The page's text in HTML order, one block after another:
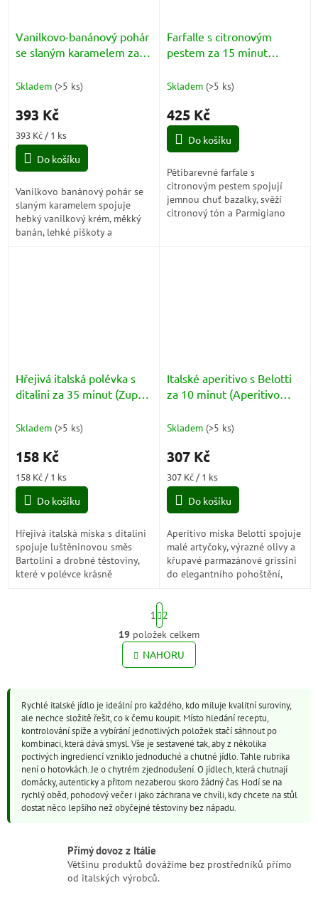
Vanilkovo-banánový pohár
se slaným karamelem za
Vaniglia, Banana e
Skladem (>5 ks)
393 Kč
Měrná
cena:
393 Kč / 1 ks
Do košíku
Vanilkovo banánový pohár se
slaným karamelem spojuje
hebký vanilkový krém, měkký
banán, lehké piškoty a
Farfalle s citronovým
pestem za 15 minut
Skladem (>5 ks)
425 Kč
Do košíku
Pětibarevné farfale s
citronovým pestem spojují
jemnou chuť bazalky, svěží
citronový tón a Parmigiano
Hřejivá italská polévka s
ditalini za 35 minut (Zuppa
Skladem (>5 ks)
158 Kč
Měrná
cena:
158 Kč / 1 ks
Do košíku
Hřejivá italská miska s ditalini
spojuje luštěninovou směs
Bartolini a drobné těstoviny,
které v polévce krásně
Italské aperitivo s Belotti
za 10 minut (Aperitivo
Skladem (>5 ks)
307 Kč
Měrná
cena:
307 Kč / 1 ks
Do košíku
Aperitivo miska Belotti spojuje
malé artyčoky, výrazné olivy a
křupavé parmazánové grissini
do elegantního pohoštění,
O
v
l
a
c
í
p
r
v
k
y
s
u
S
t
r
á
n
k
á
n
í
1
2
19 položek celkem
NAHORU
Rychlé italské jídlo je ideální pro každého, kdo miluje kvalitní suroviny,
ale nechce složitě řešit, co k čemu koupit. Místo hledání receptu,
kontrolování spíže a vybírání jednotlivých položek stačí sáhnout po
kombinaci, která dává smysl. Vše je sestavené tak, aby z několika
poctivých ingrediencí vzniklo jednoduché a chutné jídlo. Tahle rubrika
není o hotovkách. Je o chytrém zjednodušení. O jídlech, která chutnají
domácky, autenticky a přitom nezaberou skoro žádný čas. Hodí se na
rychlý oběd, pohodový večer i jako záchrana ve chvíli, kdy chcete na stůl
dostat něco lepšího než obyčejné těstoviny bez nápadu.
Přímý dovoz z Itálie
Většinu produktů dovážíme bez prostředníků přímo
od italských výrobců.